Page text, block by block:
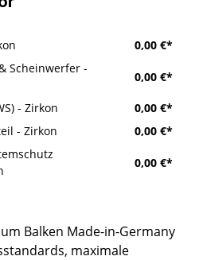
0,00 €*
Scheinwerfer -
0,00 €*
- Zirkon
0,00 €*
- Zirkon
0,00 €*
0,00 €*
Balken Made-in-Germany
maximale